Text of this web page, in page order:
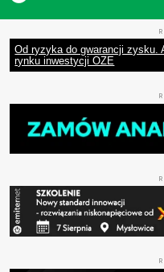
Od ryzyka do gwarancji zysku.
rynku inwestycji OZE